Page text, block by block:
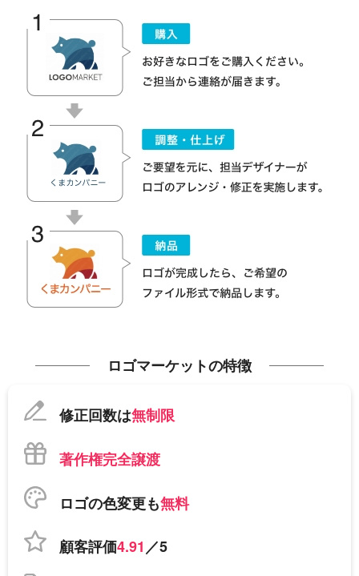
ロゴマーケットの特徴
修正回数は無制限
著作権完全譲渡
ロゴの色変更も無料
顧客評価4.91／5